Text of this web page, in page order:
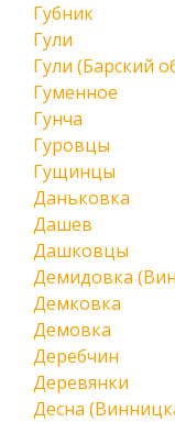
Губник
Гули
Гули (Барский
Гуменное
Гунча
Гуровцы
Гущинцы
Даньковка
Дашев
Дашковцы
Демидовка
Демковка
Демовка
Деребчин
Деревянки
Десна